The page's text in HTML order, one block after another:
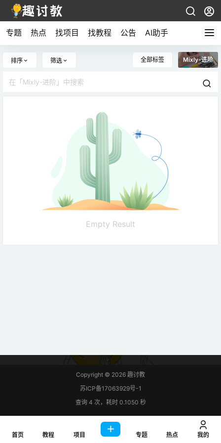
专题 热点 找项目 找教程 公告 AI助手
排序 筛选 全部标签 Mixly-进阶
Empty Result
Copyright © 2026 趣讨教
苏ICP备17063929号-1
查询 4 次，耗时 0.1050 秒
首页 教程 项目 专题 热点 我的